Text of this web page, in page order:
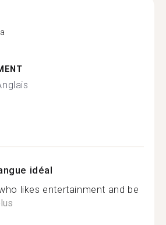
idéal
likes entertainment and be